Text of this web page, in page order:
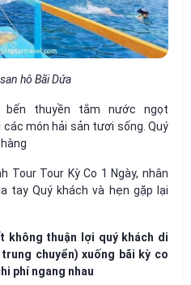
hô Bãi Dứa
thuyền tắm nước ngọt
các món hải sản tươi sống. Quý
Tour Tour Kỳ Co 1 Ngày, nhân
tay Quý khách và hẹn gặp lại
không thuận lợi quý khách di
chuyển) xuống bãi kỳ co
phí ngang nhau